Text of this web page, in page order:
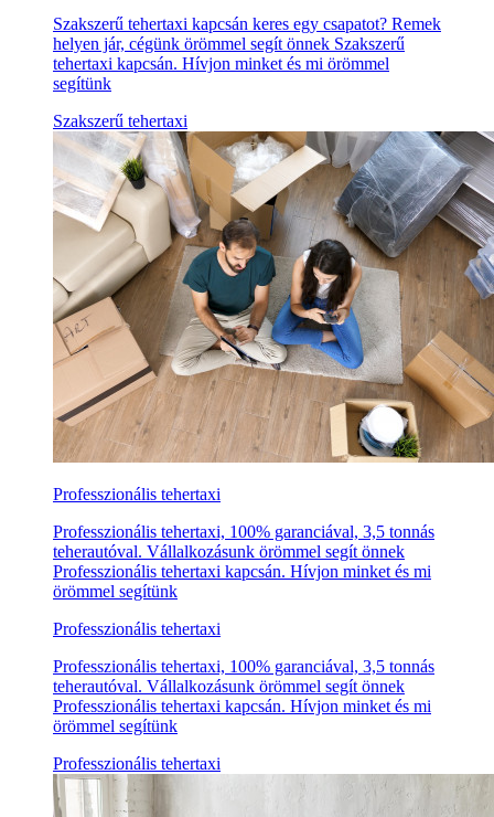
Szakszerű tehertaxi kapcsán keres egy csapatot? Remek
helyen jár, cégünk örömmel segít önnek Szakszerű
tehertaxi kapcsán. Hívjon minket és mi örömmel
segítünk
Szakszerű tehertaxi
Professzionális tehertaxi
Professzionális tehertaxi, 100% garanciával, 3,5 tonnás
teherautóval. Vállalkozásunk örömmel segít önnek
Professzionális tehertaxi kapcsán. Hívjon minket és mi
örömmel segítünk
Professzionális tehertaxi
Professzionális tehertaxi, 100% garanciával, 3,5 tonnás
teherautóval. Vállalkozásunk örömmel segít önnek
Professzionális tehertaxi kapcsán. Hívjon minket és mi
örömmel segítünk
Professzionális tehertaxi